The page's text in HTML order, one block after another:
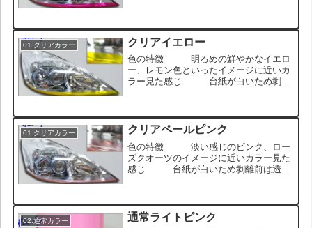
透けて見える透過性を確認できる触り心
地 表面がつるっとし...
01.クリアカラー クリアイエロー
色の特徴 明るめの鮮やかなイエロ
ー、レモン色といったイメージに近いカ
ラー見た感じ 台紙が白いため剥離
っきりと透けて見える透過性を確認でき
る触り心地 表面がつ...
01.クリアカラー クリアペールピンク
色の特徴 淡い感じのピンク、ロー
ズクオーツのイメージに近いカラー見た
感じ 台紙が白いため剥離前は透過
透けて見える透過性を確認できる触り心
地 表面がつるっとし...
02.通常カラー 通常ライトピンク